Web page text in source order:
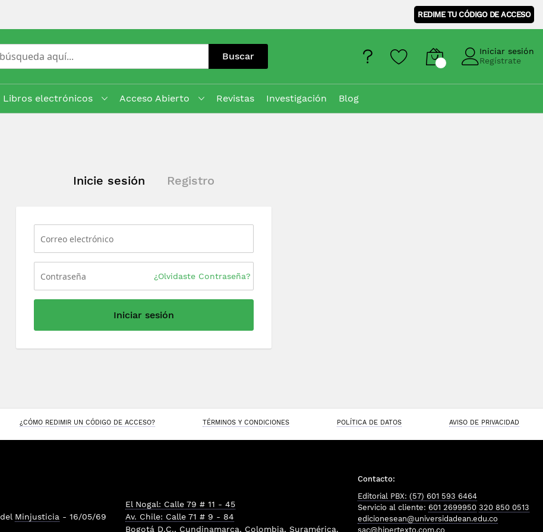
REDIME TU CÓDIGO DE ACCESO
Buscar
Iniciar sesión
Regístrate
Libros electrónicos Acceso Abierto Revistas Investigación
Blog
Inicie sesión Registro
¿Olvidaste Contraseña?
Iniciar sesión
¿CÓMO REDIMIR UN CÓDIGO DE ACCESO? TÉRMINOS Y CONDICIONES POLÍTICA DE DATOS AVISO DE PRIVACIDAD
del Minjusticia - 16/05/69
El Nogal: Calle 79 # 11 - 45
Av. Chile: Calle 71 # 9 - 84
Bogotá D.C., Cundinamarca, Colombia, Suramérica.
Contacto:
Editorial PBX: (57) 601 593 6464
Servicio al cliente: 601 2699950 320 850 0513
edicionesean@universidadean.edu.co
sac@hipertexto.com.co